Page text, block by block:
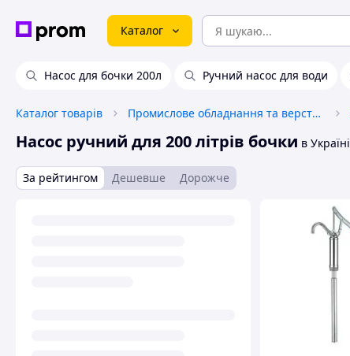
Каталог
Насос для бочки 200л Ручний насос для води
Каталог товарів Промислове обладнання та верстати
Насос ручний для 200 літрів бочки в Україні
За рейтингом Дешевше Дорожче